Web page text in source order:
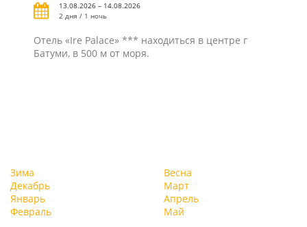
13.08.2026 – 14.08.2026
2 дня / 1 ночь
Отель «Ire Palace» *** находиться в центре г
Батуми, в 500 м от моря.
Зима
Декабрь
Январь
Февраль
Весна
Март
Апрель
Май